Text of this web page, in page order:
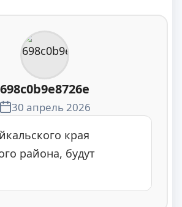
698c0b9e8726e
30 апрель 2026
края
района, будут